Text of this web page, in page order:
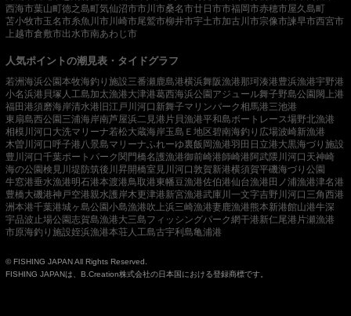
西海市葉山町徳之島町気仙沼市市川市桑名市廿日市市福岡市赤穂市屋久島町
苫小牧市玉名市糸魚川市 川崎市尾鷲市柳井市宇土市加古川市宗像市諫早市西宮市
上越市倉敷市出水市南あわじ市
人気ポイントの潮見表・タイドグラフ
若洲海浜公園本牧海釣り施設三番瀬 鹿島港横浜舞阪漁港那珂湊港豊浜漁港宇野港
小名浜港 貝塚人工島加太漁港大津港葛西海浜公園アジュール舞子野島公園閖上港
福田港須磨海岸清水港 旧江戸川河口 新舞子マリンパーク相馬港三池港
東扇島西公園三浦海岸南芦屋浜二見港 片貝漁港平和島ボートレース場野北漁港
相模川河口 大洗マリーナ若松大蔵海岸玉島Ｅ地区碧南海釣り広場波崎新漁港
木曽川河口呼子港 八景島マリーナふれーゆ裏飯岡漁港羽田 日立港大黒海づり施設
豊川河口千葉ポートパーク関門橋名護漁港御前崎港師崎港阿武隈川河口 天神崎
海の公園検見川堤防筑後川昇開橋室見川河口敦賀新港横須賀平磯海づり公園
牛窓港垂水漁港明石港本渡港鳥取港東幡豆漁港佐伯港仙台漁港田ノ浦漁港津名港
豊橋大磯港神戸空港親水護岸木更津港新宮漁港武庫川一文字吉野川河口 三角西港
洲本港千葉港城ヶ島公園小島漁港吹上浜三崎漁港妻鹿漁港熊本新港館山港牛深
宇品波止場公園志賀島漁港大三島フィッシングパーク網干港新仁尾港 片瀬漁港
市原海釣り施設姪浜漁港本荘人工島古宇利島亀浦港
© FISHING JAPAN All Rights Reserved.
FISHING JAPANは、B.Creation株式会社の日本国における登録商標です。